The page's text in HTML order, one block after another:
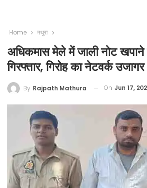
Home मथुरा
अधिकमास मेले में जाली नोट खपाने
गिरफ्तार, गिरोह का नेटवर्क उजागर
By Rajpath Mathura On Jun 17,